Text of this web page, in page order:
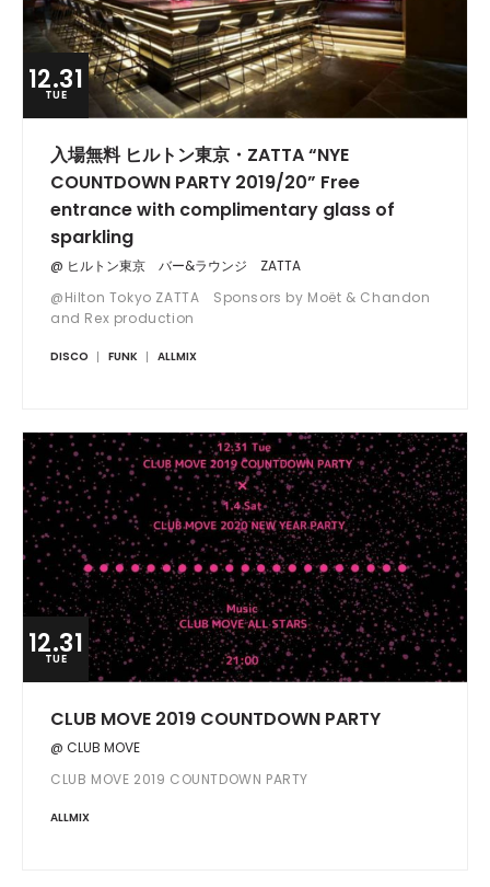
12.31
TUE
入場無料 ヒルトン東京・ZATTA “NYE
COUNTDOWN PARTY 2019/20” Free
entrance with complimentary glass of
sparkling
@ ヒルトン東京 バー&ラウンジ ZATTA
@Hilton Tokyo ZATTA Sponsors by Moët & Chandon
and Rex production
DISCO FUNK ALLMIX
12.31
TUE
CLUB MOVE 2019 COUNTDOWN PARTY
@ CLUB MOVE
CLUB MOVE 2019 COUNTDOWN PARTY
ALLMIX